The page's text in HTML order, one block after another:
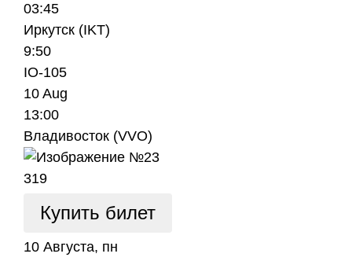
03:45
Иркутск (IKT)
9:50
IO-105
10 Aug
13:00
Владивосток (VVO)
319
Купить билет
10 Августа, пн